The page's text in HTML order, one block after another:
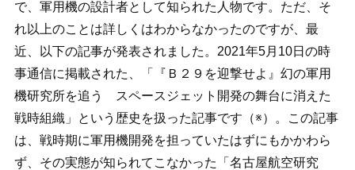
で、軍用機の設計者として知られた人物です。ただ、そ
れ以上のことは詳しくはわからなかったのですが、最
近、以下の記事が発表されました。2021年5月10日の時
事通信に掲載された、「『Ｂ２９を迎撃せよ』幻の軍用
機研究所を追う スペースジェット開発の舞台に消えた
戦時組織」という歴史を扱った記事です（※）。この記事
は、戦時期に軍用機開発を担っていたはずにもかかわら
ず、その実態が知られてこなかった「名古屋航空研究